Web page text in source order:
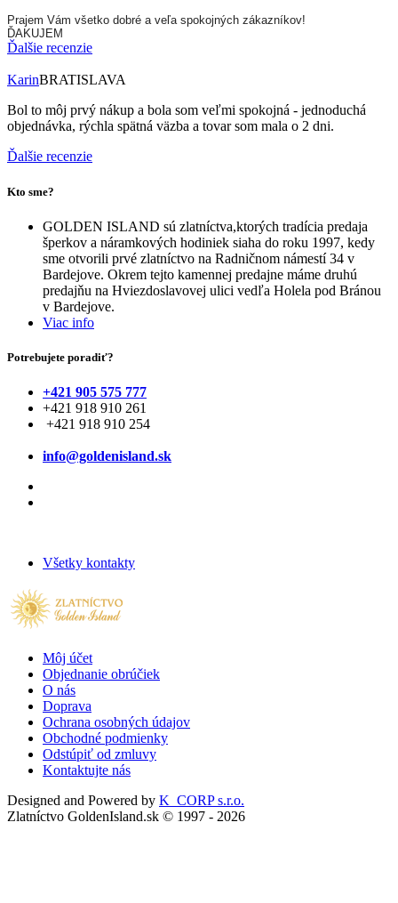
Prajem Vám všetko dobré a veľa spokojných zákazníkov!
ĎAKUJEM
Ďalšie recenzie
KarinBRATISLAVA
Bol to môj prvý nákup a bola som veľmi spokojná - jednoduchá
objednávka, rýchla spätná väzba a tovar som mala o 2 dni.
Ďalšie recenzie
Kto sme?
GOLDEN ISLAND sú zlatníctva,ktorých tradícia predaja
šperkov a náramkových hodiniek siaha do roku 1997, kedy
sme otvorili prvé zlatníctvo na Radničnom námestí 34 v
Bardejove. Okrem tejto kamennej predajne máme druhú
predajňu na Hviezdoslavovej ulici vedľa Holela pod Bránou
v Bardejove.
Viac info
Potrebujete poradiť?
+421 905 575 777
+421 918 910 261
+421 918 910 254
info@goldenisland.sk
Všetky kontakty
Môj účet
Objednanie obrúčiek
O nás
Doprava
Ochrana osobných údajov
Obchodné podmienky
Odstúpiť od zmluvy
Kontaktujte nás
Designed and Powered by K_CORP s.r.o.
Zlatníctvo GoldenIsland.sk © 1997 - 2026